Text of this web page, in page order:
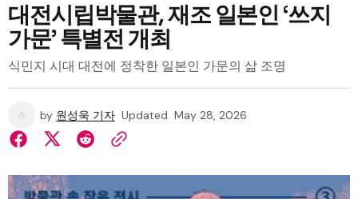
대전시립박물관, 재조 일본인 ‘쓰지
가문’ 특별전 개최
식민지 시대 대전에 정착한 일본인 가문의 삶 조명
by 원성욱 기자 Updated May 28, 2026